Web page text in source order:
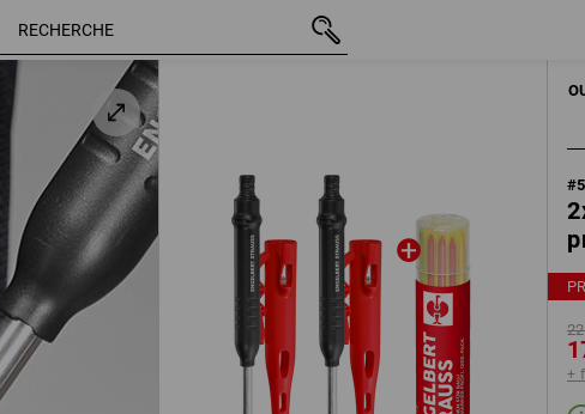
#
+
22,97 €
TTC